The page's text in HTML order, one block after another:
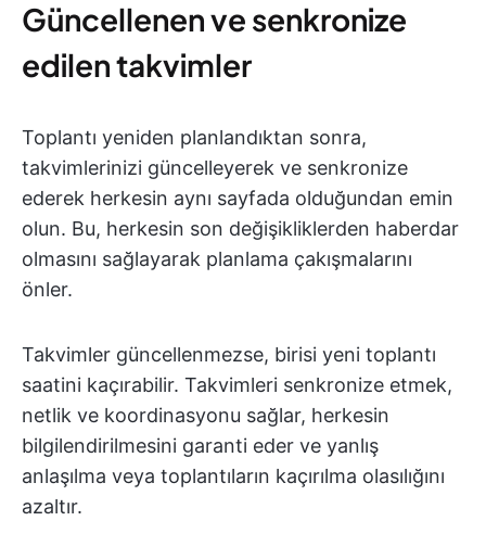
Güncellenen ve senkronize
edilen takvimler
Toplantı yeniden planlandıktan sonra,
takvimlerinizi güncelleyerek ve senkronize
ederek herkesin aynı sayfada olduğundan emin
olun. Bu, herkesin son değişikliklerden haberdar
olmasını sağlayarak planlama çakışmalarını
önler.
Takvimler güncellenmezse, birisi yeni toplantı
saatini kaçırabilir. Takvimleri senkronize etmek,
netlik ve koordinasyonu sağlar, herkesin
bilgilendirilmesini garanti eder ve yanlış
anlaşılma veya toplantıların kaçırılma olasılığını
azaltır.